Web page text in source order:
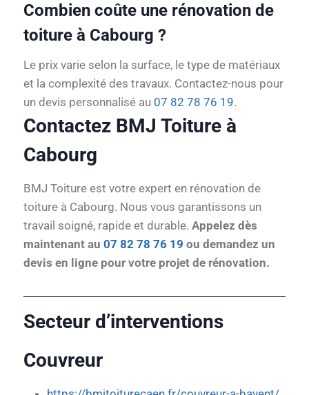
Combien coûte une rénovation de
toiture à Cabourg ?
Le prix varie selon la surface, le type de matériaux
et la complexité des travaux. Contactez-nous pour
un devis personnalisé au 07 82 78 76 19.
Contactez BMJ Toiture à
Cabourg
BMJ Toiture est votre expert en rénovation de
toiture à Cabourg. Nous vous garantissons un
travail soigné, rapide et durable. Appelez dès
maintenant au 07 82 78 76 19 ou demandez un
devis en ligne pour votre projet de rénovation.
Secteur d’interventions
Couvreur